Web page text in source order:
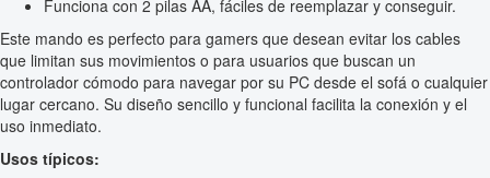
Funciona con 2 pilas AA, fáciles de reemplazar y conseguir.
Este mando es perfecto para gamers que desean evitar los cables
que limitan sus movimientos o para usuarios que buscan un
controlador cómodo para navegar por su PC desde el sofá o cualquier
lugar cercano. Su diseño sencillo y funcional facilita la conexión y el
uso inmediato.
Usos típicos: